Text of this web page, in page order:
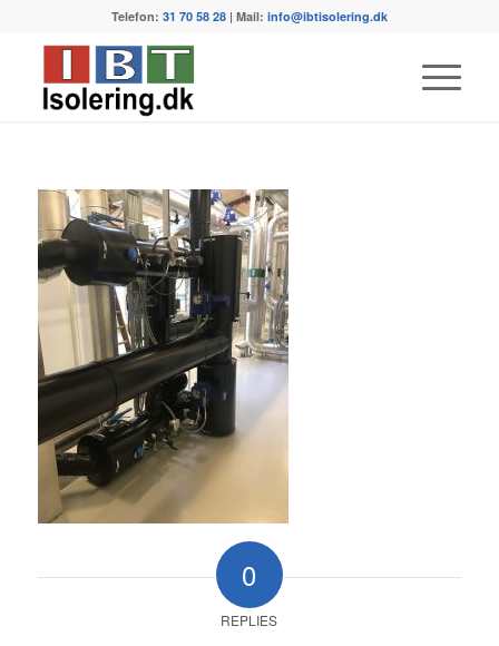
Telefon: 31 70 58 28| Mail: info@ibtisolering.dk
0
REPLIES